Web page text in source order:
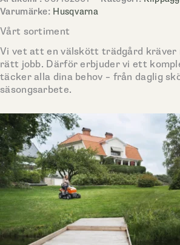
Varumärke: Husqvarna
Vårt sortiment
Vi vet att en välskött trädgård
rätt jobb. Därför erbjuder vi ett
täcker alla dina behov – från daglig
säsongsarbete.